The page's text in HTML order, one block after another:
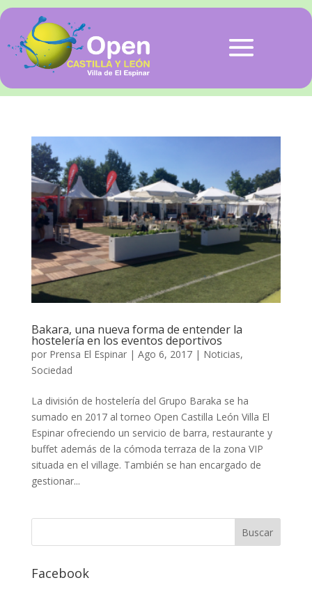
Bakara, una nueva forma de entender la
hostelería en los eventos deportivos
por Prensa El Espinar| Ago 6, 2017| Noticias,
Sociedad
La división de hostelería del Grupo Baraka se ha
sumado en 2017 al torneo Open Castilla León Villa El
Espinar ofreciendo un servicio de barra, restaurante y
buffet además de la cómoda terraza de la zona VIP
situada en el village. También se han encargado de
gestionar...
Facebook